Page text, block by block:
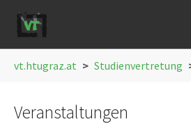
vt.htugraz.at Studienvertretung
Veranstaltungen